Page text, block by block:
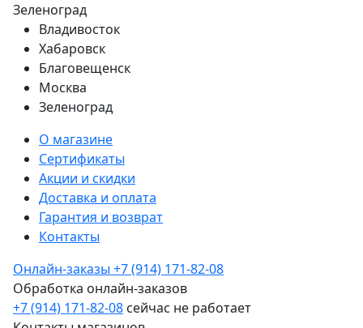
Зеленоград
Владивосток
Хабаровск
Благовещенск
Москва
Зеленоград
О магазине
Сертификаты
Акции и скидки
Доставка и оплата
Гарантия и возврат
Контакты
Онлайн-заказы +7 (914) 171-82-08
Обработка онлайн-заказов
+7 (914) 171-82-08 сейчас не работает